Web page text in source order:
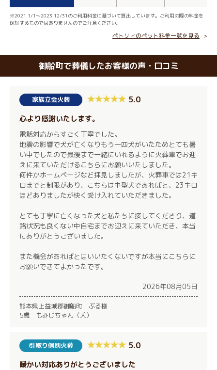
※2021.1/1～2023.12/31のご利用料金に基づいて算出しています。ご利用の際の料金を
保証するものではありませんのでご注意ください。
ペトリィのペット料金一覧を見る
御船町で葬儀したお客様の声・口コミ
家族立会火葬 5.0
心より感謝いたします。
電話対応からすごく丁寧でした。
地震の影響で犬が亡くなりもう一匹犬がいたためとても暑
い中でしたので最後まで一緒にいれるように火葬車でお迎
えに来ていただけるこちらにお願いいたしました。
何件かホームページなど拝見しましたが、火葬車では21キ
ロまでと制限があり、こちらは中型犬であればと、23キロ
ほどありましたが快く受け入れていただきました。
とても丁寧に亡くなった犬と私たちに接してくださり、道
路状況も良くない中自宅までお迎えに来ていただき、本当
にありがとうございました。
また機会があればとはいいたくないですが本当にこちらに
お願いできてよかったです。
2026年08月05日
熊本県上益城郡御船町 ぶる様
5歳 もみじちゃん（犬）
引取り個別火葬 5.0
暖かい対応ありがとうございました